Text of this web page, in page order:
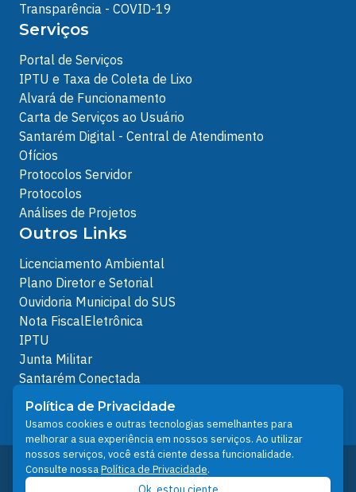
Transparência - COVID-19
Serviços
Portal de Serviços
IPTU e Taxa de Coleta de Lixo
Alvará de Funcionamento
Carta de Serviços ao Usuário
Santarém Digital - Central de Atendimento
Ofícios
Protocolos Servidor
Protocolos
Análises de Projetos
Outros Links
Licenciamento Ambiental
Plano Diretor e Setorial
Ouvidoria Municipal do SUS
Nota FiscalEletrônica
IPTU
Junta Militar
Santarém Conectada
Política de Privacidade
People illustrations by Storyset
Desenvolvido pelo Núcleo Técnico de Gestão de
Tecnologia da Informação - NTI
Política de Privacidade
Usamos cookies e outras tecnologias semelhantes para
melhorar a sua experiência em nossos serviços. Ao utilizar
nossos serviços, você está ciente dessa funcionalidade.
Consulte nossaPolítica de Privacidade.